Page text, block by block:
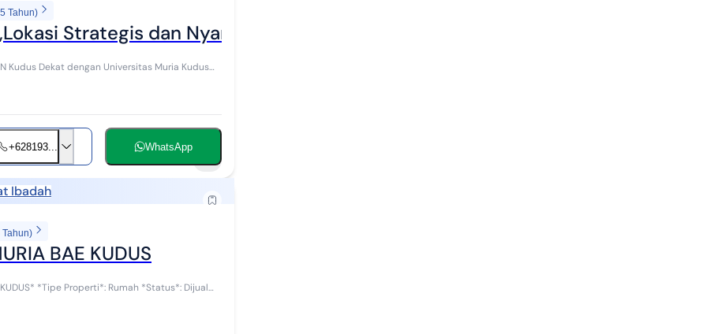
Tahun)
Strategis dan Nyaman
+628193... WhatsApp
Ibadah
Tahun)
3 KAMAR DI MURIA BAE KUDUS
Dijual